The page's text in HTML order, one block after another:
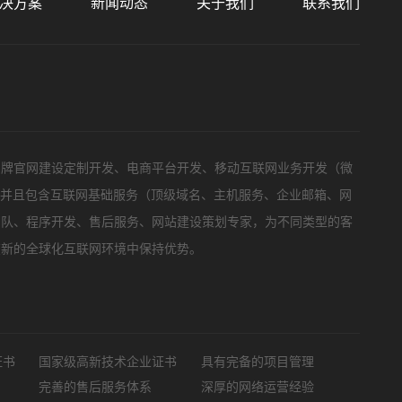
官网建设定制开发、电商平台开发、移动互联网业务开发（微
且包含互联网基础服务（顶级域名、主机服务、企业邮箱、网
、程序开发、售后服务、网站建设策划专家，为不同类型的客
的全球化互联网环境中保持优势。
国家级高新技术企业证书
具有完备的项目管理
完善的售后服务体系 深厚的网络运营经验